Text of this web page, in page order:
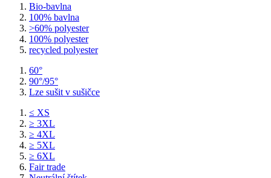
Bio-bavlna
100% bavlna
>60% polyester
100% polyester
recycled polyester
60°
90°/95°
Lze sušit v sušičce
≤ XS
≥ 3XL
≥ 4XL
≥ 5XL
≥ 6XL
Fair trade